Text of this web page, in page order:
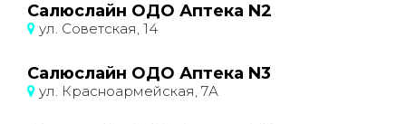
Салюслайн ОДО Аптека N2
ул. Советская, 14
Салюслайн ОДО Аптека N3
ул. Красноармейская, 7А